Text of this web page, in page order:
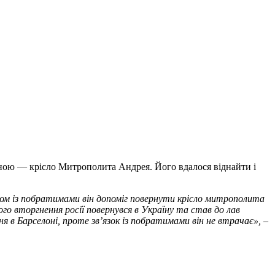
― крісло Митрополита Андрея. Його вдалося віднайти і
із побратимами він допоміг повернути крісло митрополита
вторгнення росії повернувся в Україну та став до лав
Барселоні, проте зв’язок із побратимами він не втрачає», –